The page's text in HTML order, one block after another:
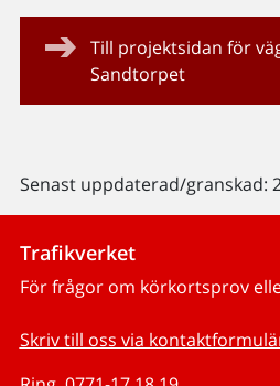
Till projektsidan för
Sandtorpet
Senast uppdaterad/granskad:
Trafikverket
För frågor om körkortsprov
Skriv till oss via